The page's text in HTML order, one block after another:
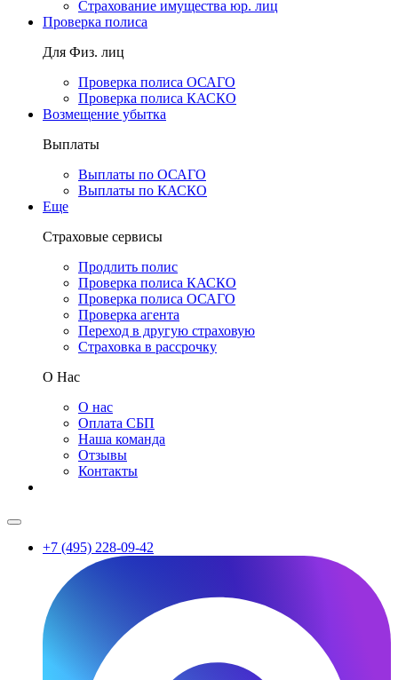
Страхование имущества юр. лиц
Проверка полиса
Для Физ. лиц
Проверка полиса ОСАГО
Проверка полиса КАСКО
Возмещение убытка
Выплаты
Выплаты по ОСАГО
Выплаты по КАСКО
Еще
Страховые сервисы
Продлить полис
Проверка полиса КАСКО
Проверка полиса ОСАГО
Проверка агента
Переход в другую страховую
Страховка в рассрочку
О Нас
О нас
Оплата СБП
Наша команда
Отзывы
Контакты
+7 (495) 228-09-42